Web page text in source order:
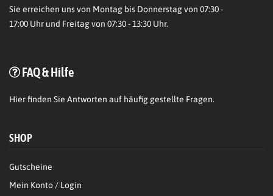
Sie erreichen uns von Montag bis Donnerstag von 07:30 -
17:00 Uhr und Freitag von 07:30 - 13:30 Uhr.
FAQ & Hilfe
Hierfinden Sie Antworten auf häufig gestellte Fragen.
SHOP
Gutscheine
Mein Konto / Login